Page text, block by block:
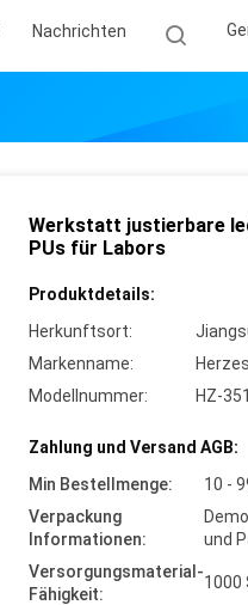
Nachrichten
Werkstatt justierbare
PUs für Labors
Produktdetails:
Herkunftsort:
Markenname:
Modellnummer:
HZ-
Zahlung und Versand AGB:
Min Bestellmenge:
10 -
Verpackung
Informationen:
und
Versorgungsmaterial-
Fähigkeit:
1000